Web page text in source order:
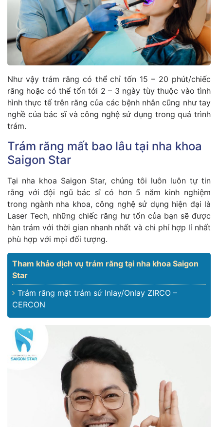
Như vậy trám răng có thể chỉ tốn 15 – 20 phút/chiếc
răng hoặc có thể tốn tới 2 – 3 ngày tùy thuộc vào tình
hình thực tế trên răng của các bệnh nhân cũng như tay
nghề của bác sĩ và công nghệ sử dụng trong quá trình
trám.
Trám răng mất bao lâu tại nha khoa
Saigon Star
Tại nha khoa Saigon Star, chúng tôi luôn luôn tự tin
rằng với đội ngũ bác sĩ có hơn 5 năm kinh nghiệm
trong ngành nha khoa, công nghệ sử dụng hiện đại là
Laser Tech, những chiếc răng hư tổn của bạn sẽ được
hàn trám với thời gian nhanh nhất và chi phí hợp lí nhất
phù hợp với mọi đối tượng.
Tham khảo dịch vụ trám răng tại nha khoa Saigon
Star
Trám răng mặt trám sứ Inlay/Onlay ZIRCO –
CERCON